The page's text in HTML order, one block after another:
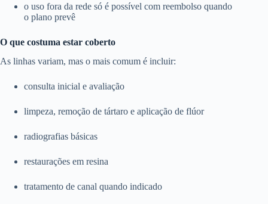
o uso fora da rede só é possível com reembolso quando
o plano prevê
O que costuma estar coberto
As linhas variam, mas o mais comum é incluir:
consulta inicial e avaliação
limpeza, remoção de tártaro e aplicação de flúor
radiografias básicas
restaurações em resina
tratamento de canal quando indicado